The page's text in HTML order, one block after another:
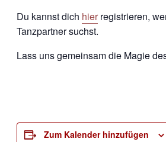
Du kannst dich hier registrieren,
Tanzpartner suchst.
Lass uns gemeinsam die Magie
Zum Kalender hinzufügen